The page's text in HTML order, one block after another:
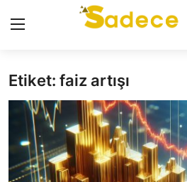
Giriş
GÜNCEL
İLETİŞİM
Etiket: faiz artışı